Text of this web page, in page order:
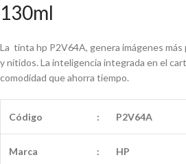
130ml
La tinta hp P2V64A, genera imágenes
y nítidos. La inteligencia integrada en el
comodidad que ahorra tiempo.
Código : P2V64A
Marca : HP